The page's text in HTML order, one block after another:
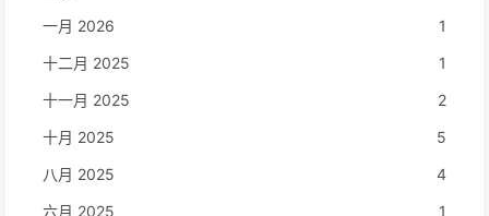
一月 2026
1
十二月 2025
1
十一月 2025
2
十月 2025
5
八月 2025
4
六月 2025
1